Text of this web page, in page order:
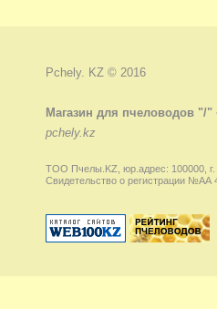
Pchely. KZ © 2016
Магазин для пчеловодов "/"
pchely.kz
ТОО Пчелы.KZ, юр.адрес: 100000, г.
Свидетельство о регистрации №АА